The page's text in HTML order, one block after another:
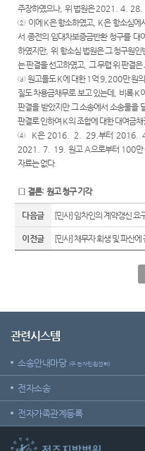
주장하였으나,위 법원은2021. 4. 28.
② 이에 K은 항소하였고, K은 항소심에
서 종전의 임대차보증금반환 청구를 대
하였지만,위 항소심 법원은 그 청구원
는 판결을 선고하였고,그 무렵 위 판결
③원고들도K에 대한 1 억9,200만 원
질도 차용금채무로 보고 있는데
비록K
판결을 받았지만 그 소송에서 소송물을
판결로 인하여 K의 조합에 대한 대여금
④ K은 2016. 2. 29. 부터 2016.
2021. 7. 19.원고 A으로부터 100만
자료는 없다.
□ 결론:원고 청구 기각
다음글 [민사] 임차인의 계약갱신 요
이전글 [민사] 채무자 회생 및 파산에
관련시스템
소송안내마당 (구 전자민원센터)
전자소송
전자가족관계등록